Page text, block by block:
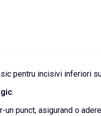
pentru incisivi inferiori
:
punct, asigurand o